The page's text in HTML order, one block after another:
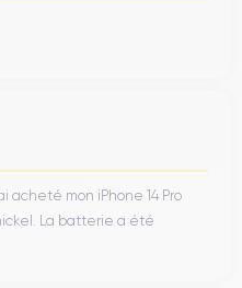
mon iPhone 14 Pro
La batterie a été